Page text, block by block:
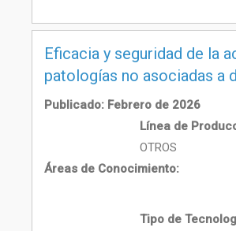
Eficacia y seguridad de la
patologías no asociadas a
Publicado: Febrero de 2026
Línea de
OTROS
Áreas de Conocimiento:
Tipo de